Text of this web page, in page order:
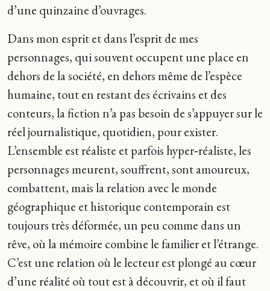
d’une quinzaine d’ouvrages.
Dans mon esprit et dans l’esprit de mes
personnages, qui souvent occupent une place en
dehors de la société, en dehors même de l’espèce
humaine, tout en restant des écrivains et des
conteurs, la fiction n’a pas besoin de s’appuyer sur le
réel journalistique, quotidien, pour exister.
L’ensemble est réaliste et parfois hyper‑réaliste, les
personnages meurent, souffrent, sont amoureux,
combattent, mais la relation avec le monde
géographique et historique contemporain est
toujours très déformée, un peu comme dans un
rêve, où la mémoire combine le familier et l’étrange.
C’est une relation où le lecteur est plongé au cœur
d’une réalité où tout est à découvrir, et où il faut